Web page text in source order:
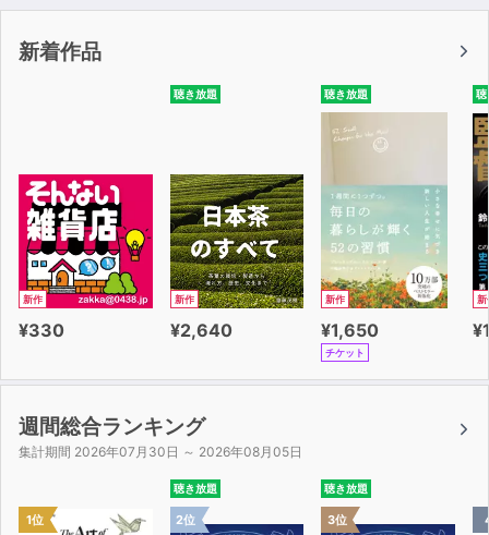
新着作品
新作
¥330
聴き放題
新作
¥2,640
聴き放題
新作
¥1,650
チケット
聴
新
週間総合ランキング
集計期間 2026年07月30日 ～ 2026年08月05日
1位
聴き放題
2位
聴き放題
3位